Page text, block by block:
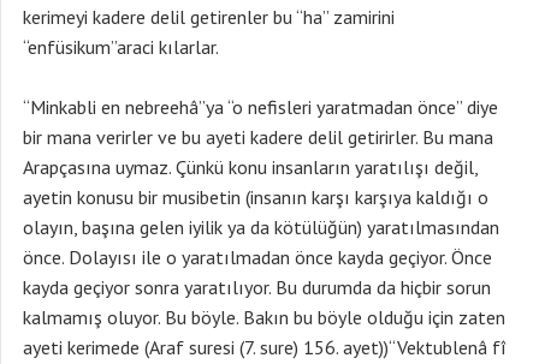
kerimeyi kadere delil getirenler bu “ha” zamirini
“enfüsikum”araci kılarlar.
“Minkabli en nebreehâ”ya “o nefisleri yaratmadan önce” diye
bir mana verirler ve bu ayeti kadere delil getirirler. Bu mana
Arapçasına uymaz. Çünkü konu insanların yaratılışı değil,
ayetin konusu bir musibetin (insanın karşı karşıya kaldığı o
olayın, başına gelen iyilik ya da kötülüğün) yaratılmasından
önce. Dolayısı ile o yaratılmadan önce kayda geçiyor. Önce
kayda geçiyor sonra yaratılıyor. Bu durumda da hiçbir sorun
kalmamış oluyor. Bu böyle. Bakın bu böyle olduğu için zaten
ayeti kerimede (Araf suresi (7. sure) 156. ayet))“Vektublenâ fî